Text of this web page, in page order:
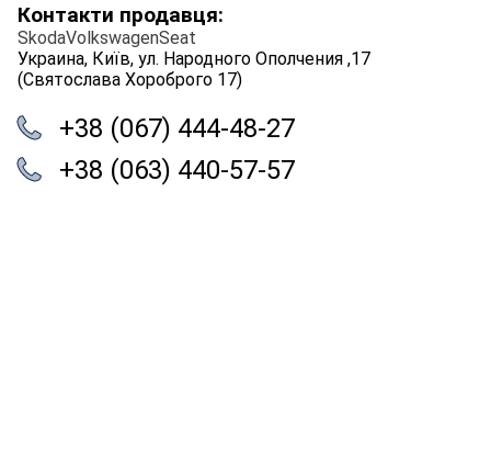
Контакти продавця:
SkodaVolkswagenSeat
Украина, Київ, ул. Народного Ополчения ,17
(Святослава Хороброго 17)
+38 (067) 444-48-27
+38 (063) 440-57-57